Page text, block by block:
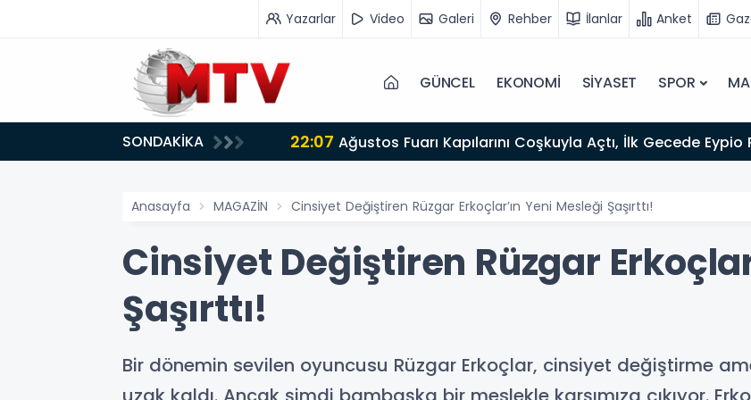
Yazarlar Video Galeri Rehber İlanlar Anket
GÜNCEL EKONOMİ SİYASET SPOR
SONDAKİKA 22:07 Ağustos Fuarı Kapılarını Coşkuyla Açtı, İlk Gecede Eypio
Anasayfa MAGAZİN Cinsiyet Değiştiren Rüzgar Erkoçlar’ın Yeni Mesleği Şaşırttı!
Cinsiyet Değiştiren Rüzgar
Şaşırttı!
Bir dönemin sevilen oyuncusu Rüzgar Erkoçlar, cinsiyet değiştirme